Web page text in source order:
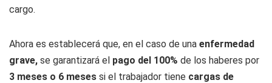
cargo.
Ahora es establecerá que, en el caso de una enfermedad
grave, se garantizará el pago del 100% de los haberes por
3 meses o 6 meses si el trabajador tiene cargas de